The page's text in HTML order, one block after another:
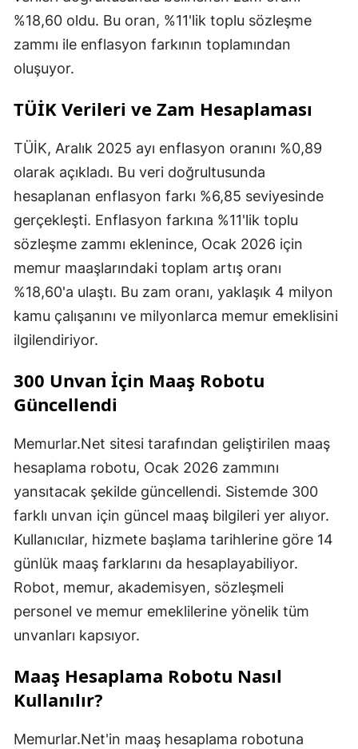
%18,60 oldu. Bu oran, %11'lik toplu sözleşme
zammı ile enflasyon farkının toplamından
oluşuyor.
TÜİK Verileri ve Zam Hesaplaması
TÜİK, Aralık 2025 ayı enflasyon oranını %0,89
olarak açıkladı. Bu veri doğrultusunda
hesaplanan enflasyon farkı %6,85 seviyesinde
gerçekleşti. Enflasyon farkına %11'lik toplu
sözleşme zammı eklenince, Ocak 2026 için
memur maaşlarındaki toplam artış oranı
%18,60'a ulaştı. Bu zam oranı, yaklaşık 4 milyon
kamu çalışanını ve milyonlarca memur emeklisini
ilgilendiriyor.
300 Unvan İçin Maaş Robotu
Güncellendi
Memurlar.Net sitesi tarafından geliştirilen maaş
hesaplama robotu, Ocak 2026 zammını
yansıtacak şekilde güncellendi. Sistemde 300
farklı unvan için güncel maaş bilgileri yer alıyor.
Kullanıcılar, hizmete başlama tarihlerine göre 14
günlük maaş farklarını da hesaplayabiliyor.
Robot, memur, akademisyen, sözleşmeli
personel ve memur emeklilerine yönelik tüm
unvanları kapsıyor.
Maaş Hesaplama Robotu Nasıl
Kullanılır?
Memurlar.Net'in maaş hesaplama robotuna